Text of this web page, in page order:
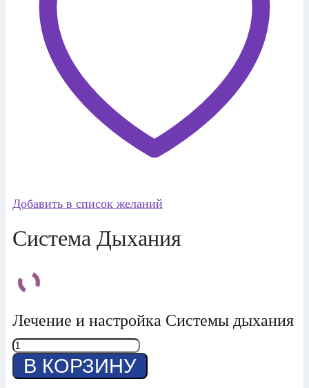
Добавить в список желаний
Система Дыхания
Лечение и настройка Системы дыхания
Количество
товара
Система
Дыхания
В КОРЗИНУ